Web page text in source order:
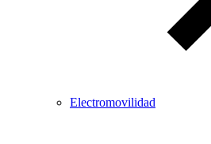
Electromovilidad